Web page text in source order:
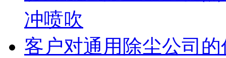
冲喷吹
客户对通用除尘公司